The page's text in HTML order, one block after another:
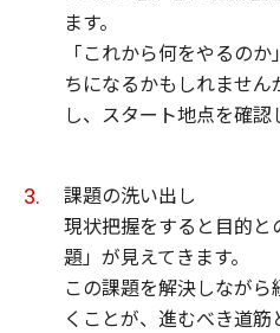
ます。
「これから何をやるの
ちになるかもしれませ
し、スタート地点を確認
課題の洗い出し
現状把握をすると目的
題」が見えてきます。
この課題を解決しなが
くことが、進むべき道筋